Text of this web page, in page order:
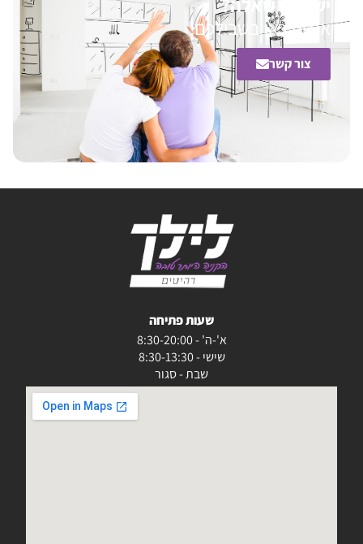
אנחנו כאן בשבילכם!
צור קשר
שעות פתיחה
א'-ה' - 8:30-20:00
שישי - 8:30-13:30
שבת - סגור